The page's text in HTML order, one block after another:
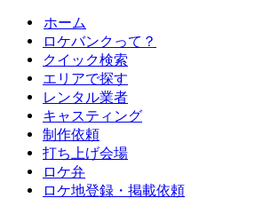
ホーム
ロケバンクって？
クイック検索
エリアで探す
レンタル業者
キャスティング
制作依頼
打ち上げ会場
ロケ弁
ロケ地登録・掲載依頼